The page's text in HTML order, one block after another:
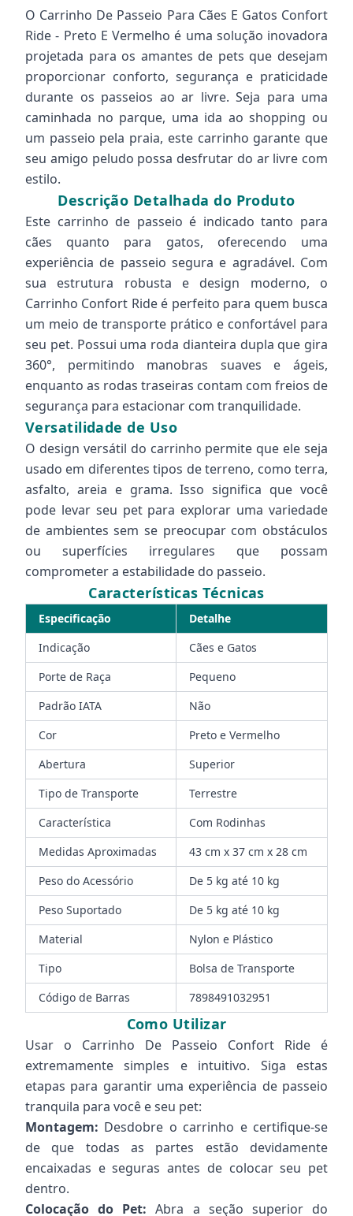
O Carrinho De Passeio Para Cães E Gatos Confort
Ride - Preto E Vermelho é uma solução inovadora
projetada para os amantes de pets que desejam
proporcionar conforto, segurança e praticidade
durante os passeios ao ar livre. Seja para uma
caminhada no parque, uma ida ao shopping ou
um passeio pela praia, este carrinho garante que
seu amigo peludo possa desfrutar do ar livre com
estilo.
Descrição Detalhada do Produto
Este carrinho de passeio é indicado tanto para
cães quanto para gatos, oferecendo uma
experiência de passeio segura e agradável. Com
sua estrutura robusta e design moderno, o
Carrinho Confort Ride é perfeito para quem busca
um meio de transporte prático e confortável para
seu pet. Possui uma roda dianteira dupla que gira
360°, permitindo manobras suaves e ágeis,
enquanto as rodas traseiras contam com freios de
segurança para estacionar com tranquilidade.
Versatilidade de Uso
O design versátil do carrinho permite que ele seja
usado em diferentes tipos de terreno, como terra,
asfalto, areia e grama. Isso significa que você
pode levar seu pet para explorar uma variedade
de ambientes sem se preocupar com obstáculos
ou superfícies irregulares que possam
comprometer a estabilidade do passeio.
Características Técnicas
Especificação
Detalhe
Indicação
Cães e Gatos
Porte de Raça
Pequeno
Padrão IATA
Não
Cor
Preto e Vermelho
Abertura
Superior
Tipo de Transporte
Terrestre
Característica
Com Rodinhas
Medidas Aproximadas
43 cm x 37 cm x 28 cm
Peso do Acessório
De 5 kg até 10 kg
Peso Suportado
De 5 kg até 10 kg
Material
Nylon e Plástico
Tipo
Bolsa de Transporte
Código de Barras
7898491032951
Como Utilizar
Usar o Carrinho De Passeio Confort Ride é
extremamente simples e intuitivo. Siga estas
etapas para garantir uma experiência de passeio
tranquila para você e seu pet:
Montagem: Desdobre o carrinho e certifique-se
de que todas as partes estão devidamente
encaixadas e seguras antes de colocar seu pet
dentro.
Colocação do Pet: Abra a seção superior do